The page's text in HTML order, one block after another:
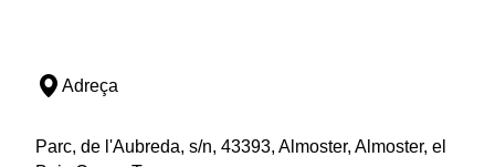
Adreça
Parc, de l'Aubreda, s/n, 43393, Almoster, Almoster, el